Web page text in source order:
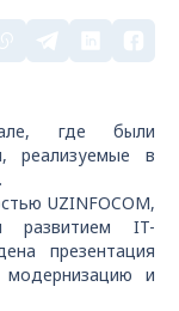
где были
реализуемые в
UZINFOCOM,
развитием IT-
презентация
модернизацию и